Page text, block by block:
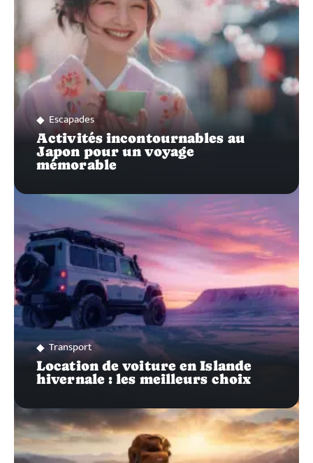
Escapades
Activités incontournables au
Japon pour un voyage
mémorable
Transport
Location de voiture en Islande
hivernale : les meilleurs choix